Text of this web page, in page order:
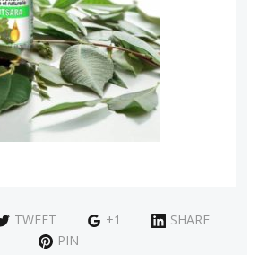
TWEET +1
SHARE
PIN